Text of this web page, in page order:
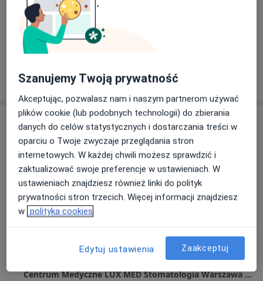
lek. dent. Artur
Rycharski
stomatolog
Pokaż profil
lek. dent. Yaroslav Tymkiv
Mapa
Centrum Medyczne LUX MED Stomatologia Warszawa - Chmielna 85/87
Szanujemy Twoją prywatność
Akceptując, pozwalasz nam i naszym partnerom używać
plików cookie (lub podobnych technologii) do zbierania
danych do celów statystycznych i dostarczania treści w
oparciu o Twoje zwyczaje przeglądania stron
internetowych. W każdej chwili możesz sprawdzić i
zaktualizować swoje preferencje w ustawieniach. W
ustawieniach znajdziesz również linki do polityk
prywatności stron trzecich. Więcej informacji znajdziesz
w polityka cookies
Edytuj ustawienia Zaakceptuj